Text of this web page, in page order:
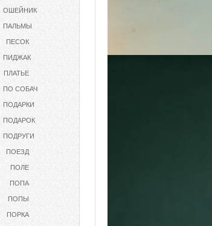
ОШЕЙНИК
ПАЛЬМЫ
ПЕСОК
ПИДЖАК
ПЛАТЬЕ
ПО СОБАЧЬИ
ПОДАРКИ
ПОДАРОК
ПОДРУГИ
ПОЕЗД
ПОЛЕ
ПОПА
ПОПЫ
ПОРКА